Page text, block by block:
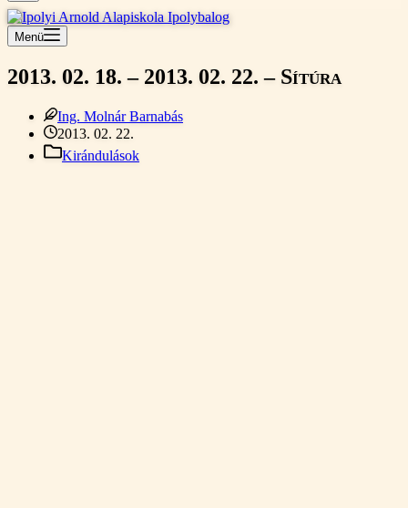
Nincs
találat
Menü
2013. 02. 18. – 2013. 02. 22. – Sítúra
Ing. Molnár Barnabás
2013. 02. 22.
Kirándulások